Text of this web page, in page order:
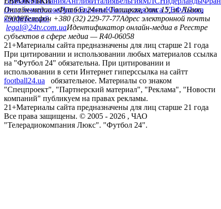
Лига чемпионовЛига ЕвропыЮношеская лига УЕФАЛига
конференций
Онлайн-медиа «Футбол 24»пл. Галицкая, дом. 15, м. Львов,
79008Телефон +380 (32) 229-77-77Адрес электронной почты
legal@24tv.com.uaИдентификатор онлайн-медиа в Реестре
субъектов в сфере медиа — R40-06058
21+Материалы сайта предназначены для лиц старше 21 года
При цитировании и использовании любых материалов ссылка
на "Футбол 24" обязательна. При цитировании и
использовании в сети Интернет гиперссылка на сайтт
football24.ua
обязательное. Материалы со знаком
"Спецпроект", "Партнерский материал", "Реклама", "Новости
компаний" публикуем на правах рекламы.
21+Материалы сайта предназначены для лиц старше 21 года
Все права защищены. © 2005 - 2026 , ЧАО
"Телерадиокомпания Люкс". "Футбол 24".